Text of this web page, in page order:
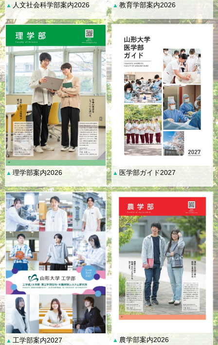
▲ 人文社会科学部案内2026 ▲ 教育学部案内2026
▲理学部案内2026 ▲ 医学部ガイド2027
▲ 工学部案内2027 ▲ 農学部案内2026